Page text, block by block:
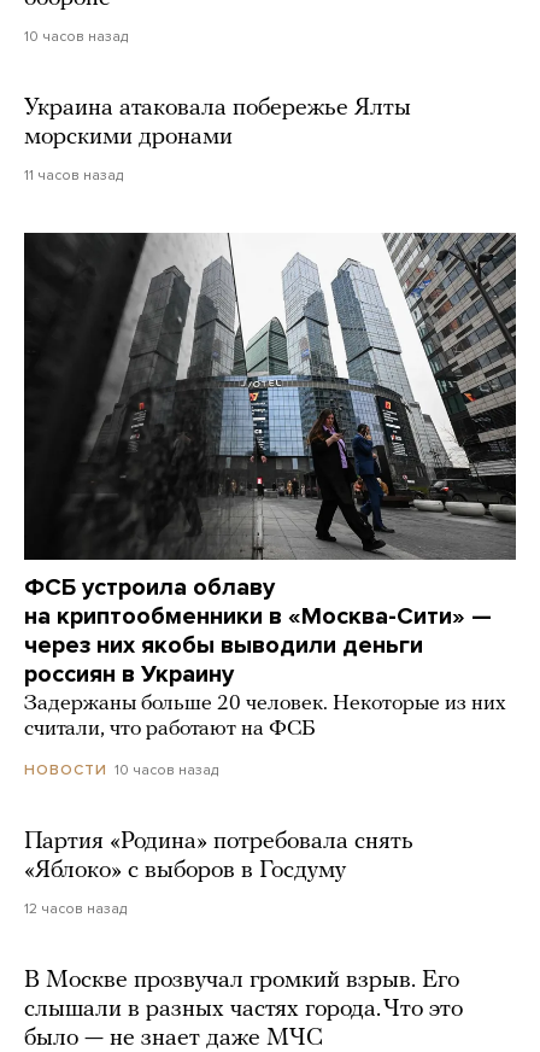
10 часов назад
Украина атаковала побережье Ялты
морскими дронами
11 часов назад
ФСБ устроила облаву
на криптообменники в «Москва-Сити» —
через них якобы выводили деньги
россиян в Украину
Задержаны больше 20 человек. Некоторые из них
считали, что работают на ФСБ
НОВОСТИ 10 часов назад
Партия «Родина» потребовала снять
«Яблоко» с выборов в Госдуму
12 часов назад
В Москве прозвучал громкий взрыв. Его
слышали в разных частях города. Что это
было — не знает даже МЧС